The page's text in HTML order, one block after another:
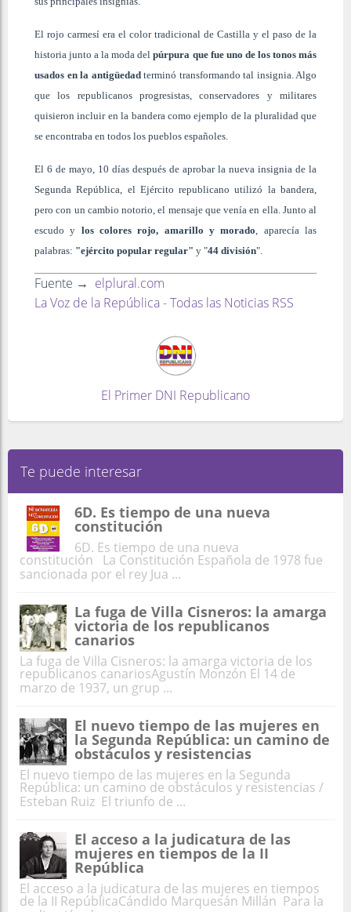
El rojo carmesí era el color tradicional de Castilla y el paso de la
historia junto a la moda delpúrpura que fue uno de los tonos más
usados en la antigüedad terminó transformando tal insignia. Algo
que los republicanos progresistas, conservadores y militares
quisieron incluir en la bandera como ejemplo de la pluralidad que
se encontraba en todos los pueblos españoles.
El 6 de mayo, 10 días después de aprobar la nueva insignia de la
Segunda República, el Ejército republicano utilizó la bandera,
pero con un cambio notorio, el mensaje que venía en ella. Junto al
escudo y los colores rojo, amarillo y morado, aparecía las
palabras: "ejército popular regular" y "44 división".
Fuente → elplural.com
La Voz de la República - Todas las Noticias RSS
El Primer DNI Republicano
Te puede interesar
6D. Es tiempo de una nueva
constitución
6D. Es tiempo de una nueva
constitución La Constitución Española de 1978 fue
sancionada por el rey Jua ...
La fuga de Villa Cisneros: la amarga
victoria de los republicanos
canarios
La fuga de Villa Cisneros: la amarga victoria de los
republicanos canariosAgustín Monzón El 14 de
marzo de 1937, un grup ...
El nuevo tiempo de las mujeres en
la Segunda República: un camino de
obstáculos y resistencias
El nuevo tiempo de las mujeres en la Segunda
República: un camino de obstáculos y resistencias /
Esteban Ruiz El triunfo de ...
El acceso a la judicatura de las
mujeres en tiempos de la II
República
El acceso a la judicatura de las mujeres en tiempos
de la II RepúblicaCándido Marquesán Millán Para la